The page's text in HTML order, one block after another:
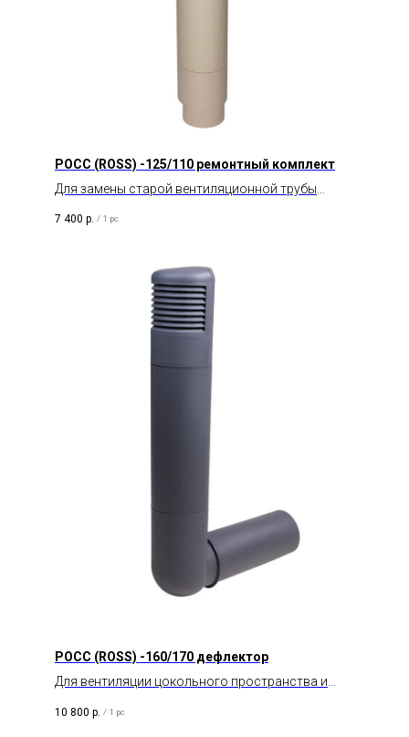
POCC (ROSS) -125/110 ремонтный комплект
Для замены старой вентиляционной трубы
7 400 р. / 1 pc
POCC (ROSS) -160/170 дефлектор
Для вентиляции цокольного пространства и
10 800 р. / 1 pc